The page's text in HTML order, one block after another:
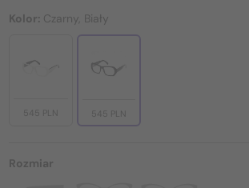
Kolor: Czarny, Biały
545 PLN 545 PLN
Rozmiar